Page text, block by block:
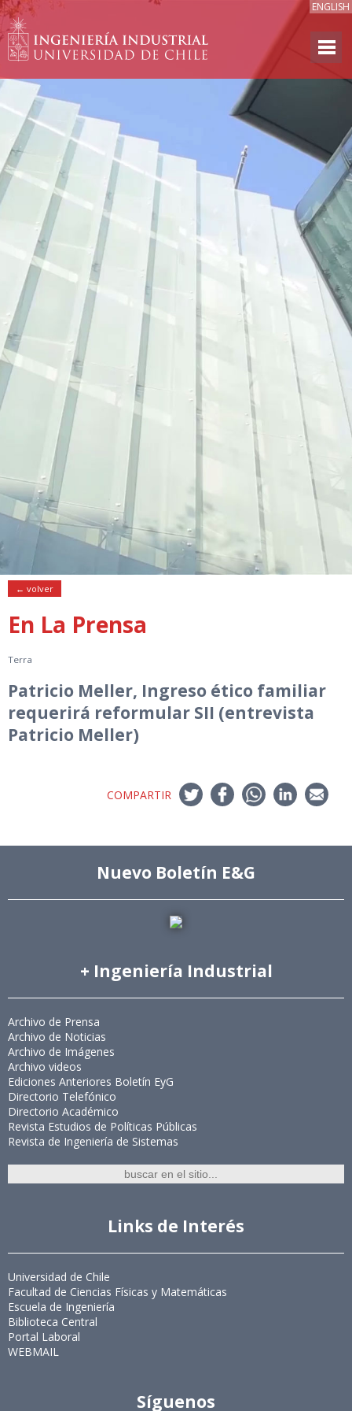
ENGLISH
← volver
En La Prensa
Terra
Patricio Meller, Ingreso ético familiar
requerirá reformular SII (entrevista
Patricio Meller)
COMPARTIR
Nuevo Boletín E&G
+ Ingeniería Industrial
Archivo de Prensa
Archivo de Noticias
Archivo de Imágenes
Archivo videos
Ediciones Anteriores Boletín EyG
Directorio Telefónico
Directorio Académico
Revista Estudios de Políticas Públicas
Revista de Ingeniería de Sistemas
Links de Interés
Universidad de Chile
Facultad de Ciencias Físicas y Matemáticas
Escuela de Ingeniería
Biblioteca Central
Portal Laboral
WEBMAIL
Síguenos